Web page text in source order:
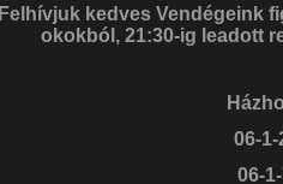
Felhívjuk kedves Vendégeink
okokból, 21:30-ig leadott
06-1-
06-